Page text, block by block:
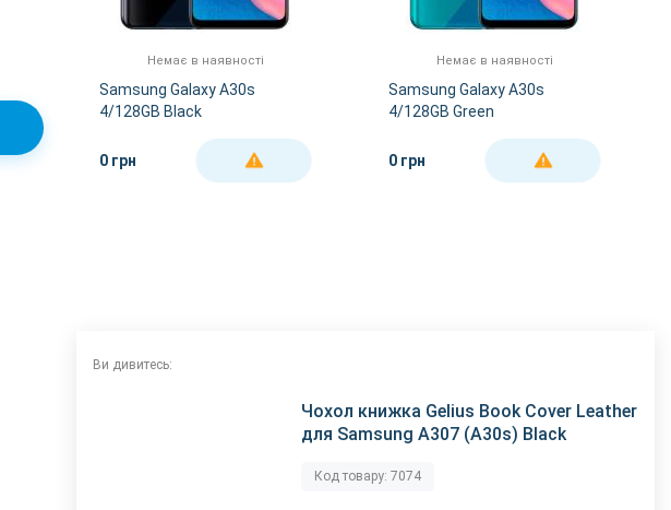
Немає в наявності
Samsung Galaxy A30s
4/128GB Black
0 грн ДЕТАЛЬНІШЕ
Немає в наявності
Samsung Galaxy A30s
4/128GB Green
0 грн ДЕТАЛЬНІШЕ
Ви дивитесь:
Чохол книжка Gelius Book Cover Leather
для Samsung A307 (A30s) Black
Код товару: 7074